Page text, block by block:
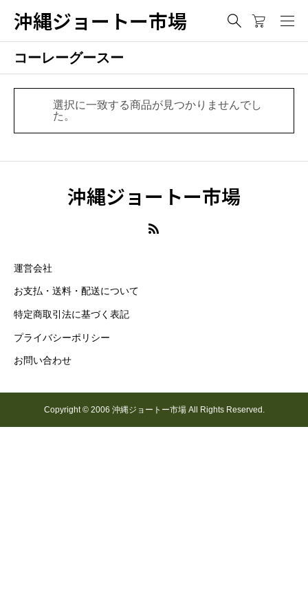
沖縄ジョートー市場
コーレーグースー
選択に一致する商品が見つかりませんでし
た。
沖縄ジョートー市場
運営会社
お支払・送料・配送について
特定商取引法に基づく表記
プライバシーポリシー
お問い合わせ
Copyright © 2006 沖縄ジョートー市場 All Rights Reserved.